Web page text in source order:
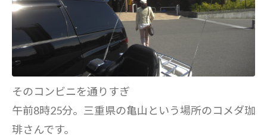
そのコンビニを通りすぎ
午前8時25分。三重県の亀山という場所のコメダ珈
琲さんです。